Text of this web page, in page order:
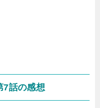
7話の感想